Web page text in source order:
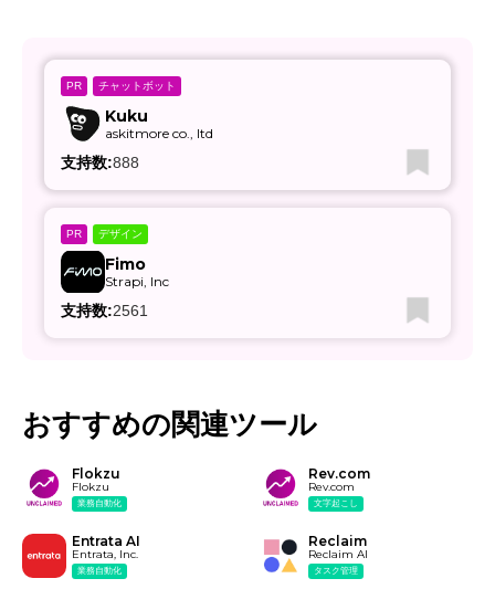
PR チャットボット
Kuku
askitmore co., ltd
支持数:888
PR デザイン
Fimo
Strapi, Inc
支持数:2561
おすすめの関連ツール
Flokzu
Flokzu
業務自動化
Rev.com
Rev.com
文字起こし
Entrata AI
Entrata, Inc.
業務自動化
Reclaim
Reclaim AI
タスク管理